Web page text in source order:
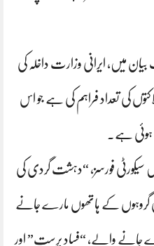
میں، ایرانی وزارت داخلہ کی
کی تعداد فراہم کی ہے جو اس
ہے۔
سیکورٹی فورسز، “دہشت گردی کی
گروہوں کے ہاتھوں مارے جانے
والے، “فساد پرست” اور